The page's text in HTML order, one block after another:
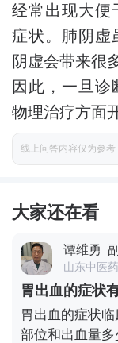
经常出现大便
症状。肺阴虚
阴虚会带来很
因此，一旦诊
物理治疗方面
线上问答内容仅为参
大家还在看
谭维勇
山东中医
胃出血的症状
胃出血的症状
部位和出血量